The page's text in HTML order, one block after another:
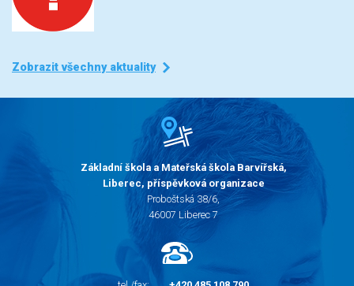
Zobrazit všechny aktuality
Základní škola a Mateřská škola Barvířská,
Liberec, příspěvková organizace
Proboštská 38/6,
46007 Liberec 7